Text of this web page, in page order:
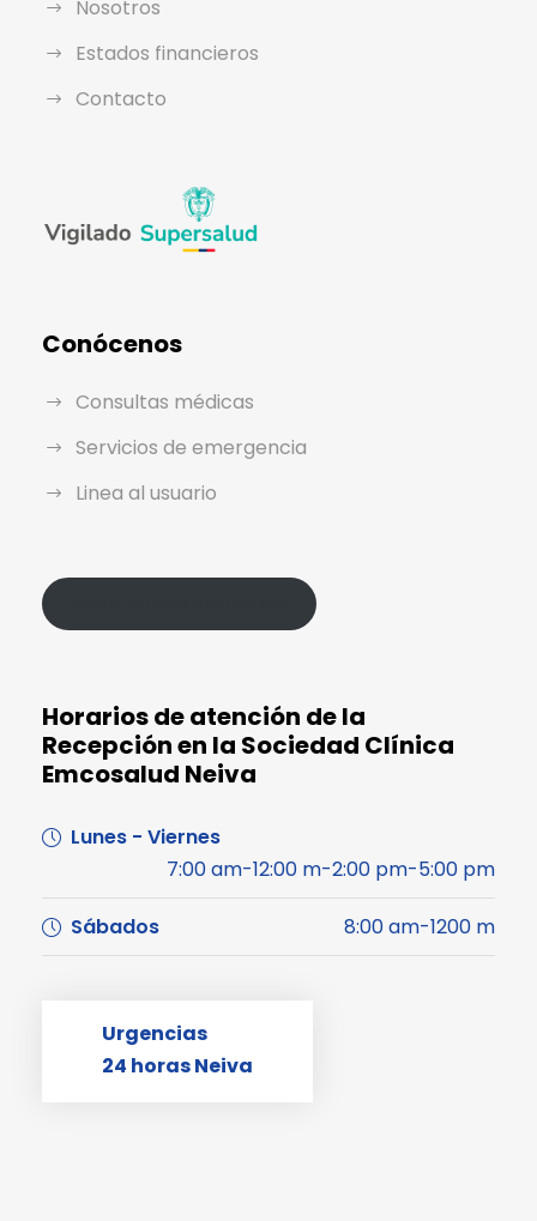
Nosotros
Estados financieros
Contacto
Conócenos
Consultas médicas
Servicios de emergencia
Linea al usuario
Horarios de atención de la
Recepción en la Sociedad Clínica
Emcosalud Neiva
Lunes - Viernes
7:00 am-12:00 m-2:00 pm-5:00 pm
Sábados 8:00 am-1200 m
Urgencias
24 horas Neiva